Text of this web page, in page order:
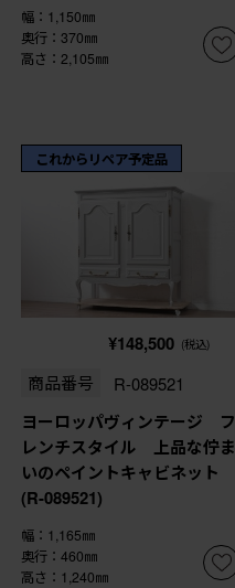
幅：1,150㎜
奥行：370㎜
高さ：2,105㎜
これからリペア予定品
¥148,500 (税込)
商品番号 R-089521
ヨーロッパヴィンテージ フ
レンチスタイル 上品な佇ま
いのペイントキャビネット
(R-089521)
幅：1,165㎜
奥行：460㎜
高さ：1,240㎜